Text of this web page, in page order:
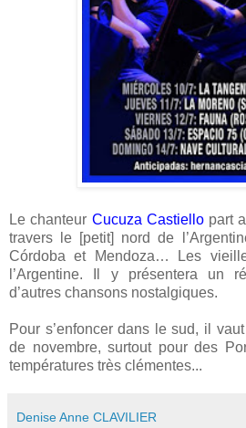
Le chanteur Cucuza Castiello part
travers le [petit] nord de
Córdoba et Mendoza… Les
l’Argentine. Il y présentera un
d’autres chansons nostalgiques.
Pour s’enfoncer dans le sud, il
de novembre, surtout pour des
températures très clémentes...
Denise Anne CLAVILIER